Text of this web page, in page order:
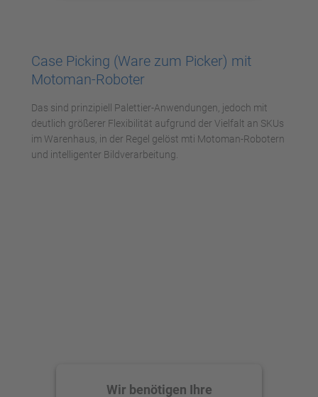
Akzeptieren
Management Platform
Case Picking (Ware zum Picker) mit
Motoman-Roboter
Das sind prinzipiell Palettier-Anwendungen, jedoch mit
deutlich größerer Flexibilität aufgrund der Vielfalt an SKUs
im Warenhaus, in der Regel gelöst mti Motoman-Robotern
und intelligenter Bildverarbeitung.
Wir benötigen Ihre